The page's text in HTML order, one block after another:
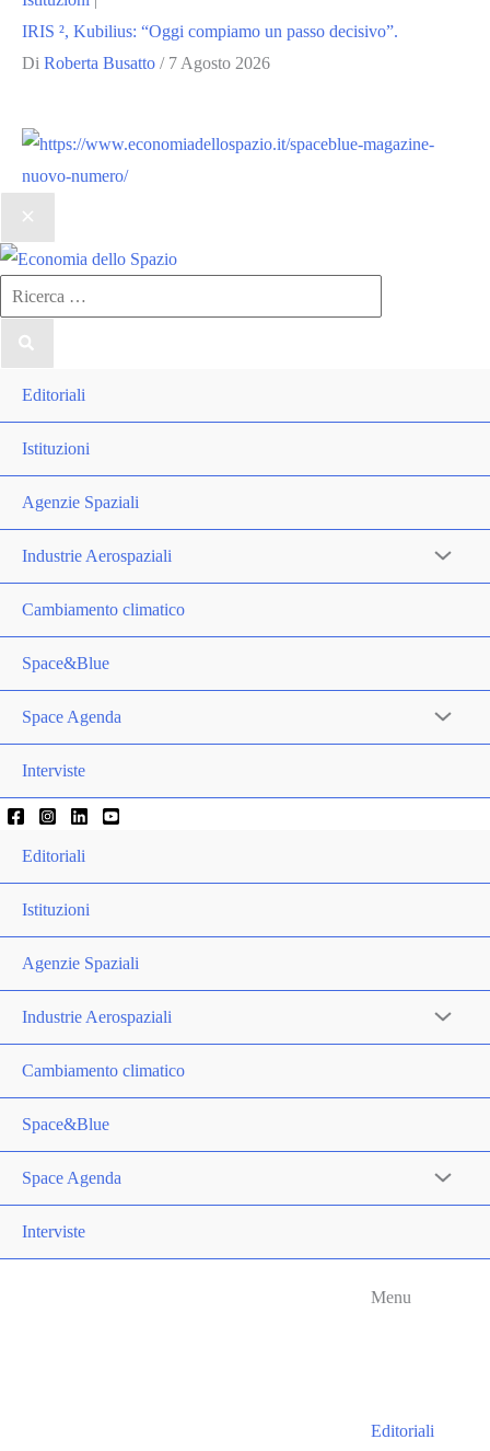
IRIS ², Kubilius: “Oggi compiamo un passo decisivo”.
Di Roberta Busatto / 7 Agosto 2026
Ricerca
per:
Editoriali
Istituzioni
Agenzie Spaziali
Industrie Aerospaziali
Cambiamento climatico
Space&Blue
Space Agenda
Interviste
Editoriali
Istituzioni
Agenzie Spaziali
Industrie Aerospaziali
Cambiamento climatico
Space&Blue
Space Agenda
Interviste
Menu
Editoriali